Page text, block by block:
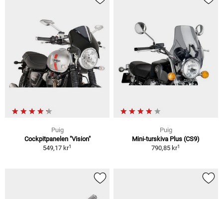
Puig
Cockpitpanelen "Vision"
549,17 kr1
Puig
Mini-turskiva Plus (CS9)
790,85 kr1